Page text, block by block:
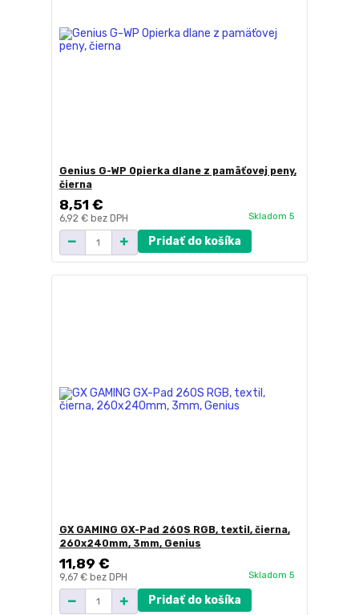
Genius G-WP Opierka dlane z pamäťovej peny,
čierna
8,51 €
6,92 € bez DPH Skladom 5
Pridať do košíka
GX GAMING GX-Pad 260S RGB, textil, čierna,
260x240mm, 3mm, Genius
11,89 €
9,67 € bez DPH Skladom 5
Pridať do košíka